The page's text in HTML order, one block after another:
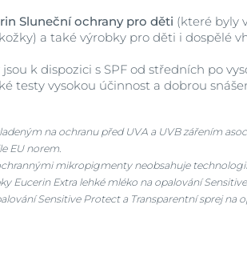
Sluneční ochrany pro děti (které byly
a také výrobky pro děti i dospělé
k dispozici s SPF od středních po
testy vysokou účinnost a dobrou
na ochranu před UVA a UVB zářením
EU norem.
mikropigmenty neobsahuje
Eucerin Extra lehké mléko na opalování
Sensitive Protect a Transparentní sprej na